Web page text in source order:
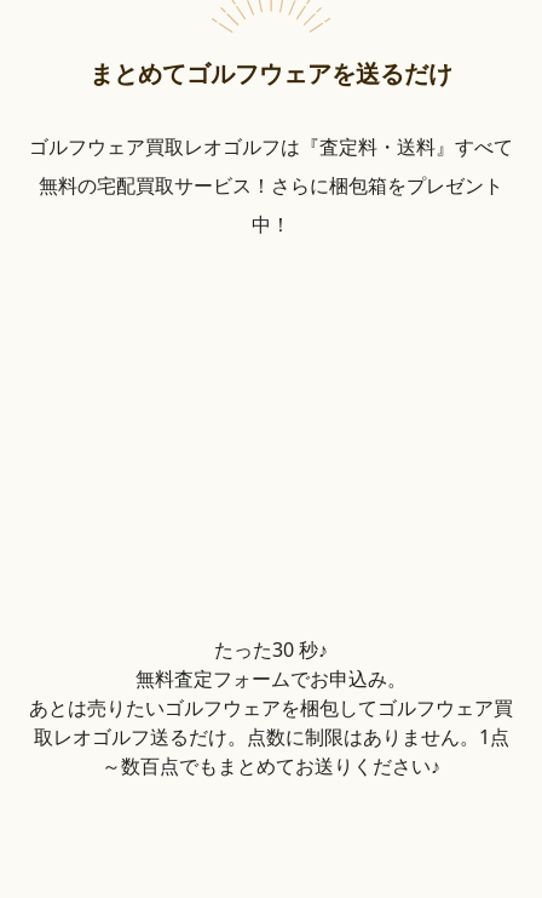
まとめてゴルフウェアを送るだけ
ゴルフウェア買取レオゴルフは『査定料・送料』すべて
無料の宅配買取サービス！さらに梱包箱をプレゼント
中！
たった30 秒♪
無料査定フォームでお申込み。
あとは売りたいゴルフウェアを梱包してゴルフウェア買
取レオゴルフ送るだけ。点数に制限はありません。1点
～数百点でもまとめてお送りください♪